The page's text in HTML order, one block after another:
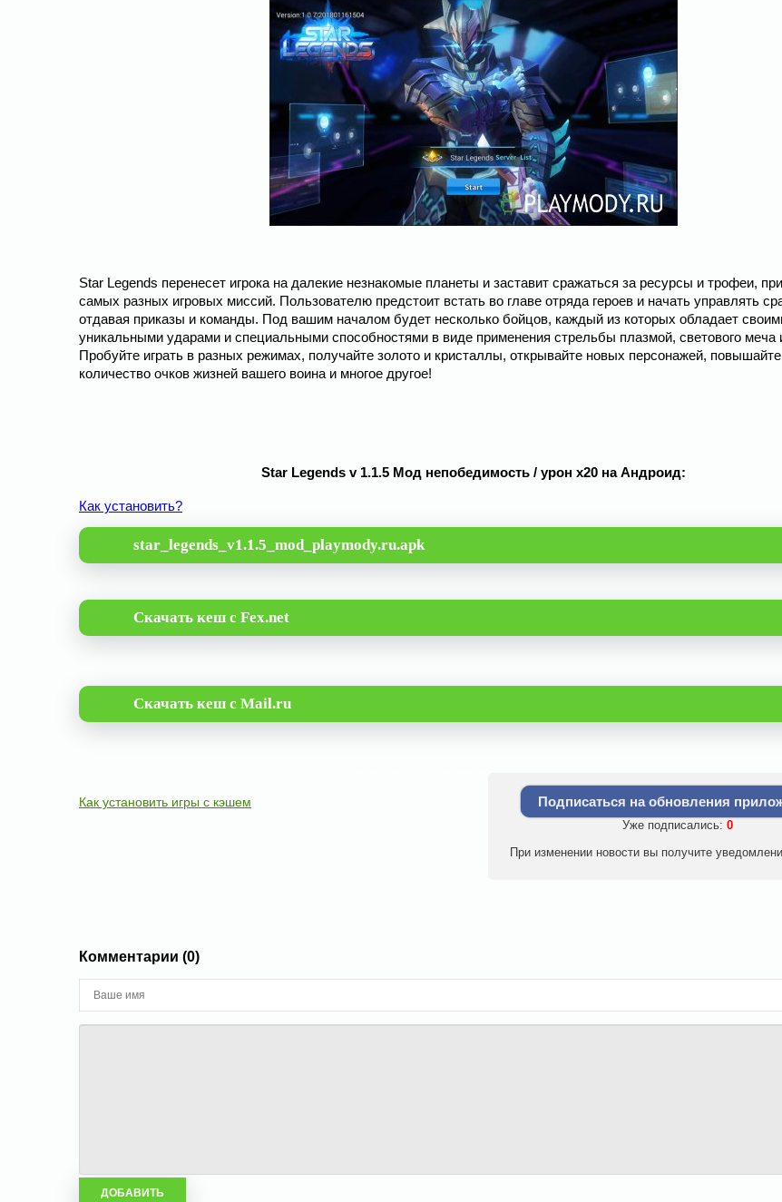
Star Legends перенесет игрока на далекие незнакомые планеты и заставит сражаться за ресурсы и трофеи,
самых разных игровых миссий. Пользователю предстоит встать во главе отряда героев и начать управлять
отдавая приказы и команды. Под вашим началом будет несколько бойцов, каждый из которых обладает
уникальными ударами и специальными способностями в виде применения стрельбы плазмой, светового меча
Пробуйте играть в разных режимах, получайте золото и кристаллы, открывайте новых персонажей,
количество очков жизней вашего воина и многое другое!
Star Legends v 1.1.5 Мод непобедимость / урон x20 на Андроид:
Как установить?
star_legends_v1.1.5_mod_playmody.ru.apk
Скачать кеш с Fex.net
Скачать кеш с Mail.ru
Как установить игры с кэшем Подписаться на обновления
Уже подписались: 0
При изменении новости вы получите
Комментарии (0)